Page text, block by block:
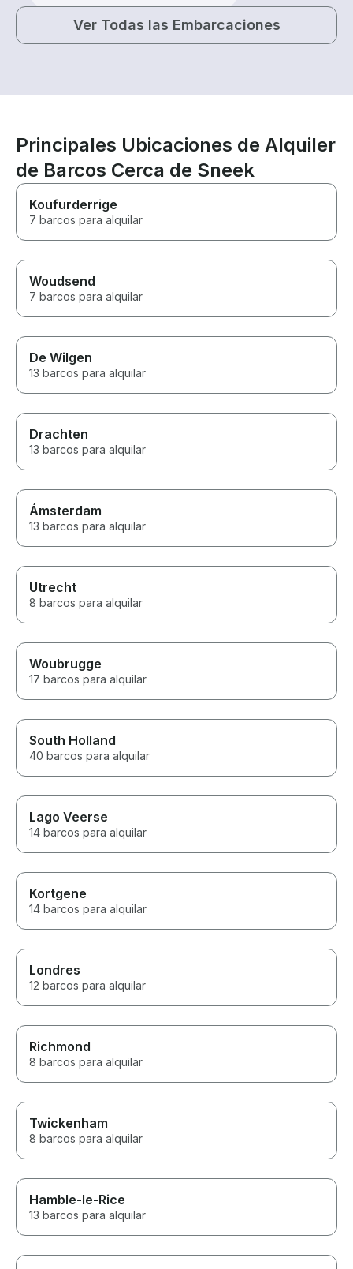
Ver Todas las Embarcaciones
Principales Ubicaciones de Alquiler
de Barcos Cerca de Sneek
Koufurderrige
7 barcos para alquilar
Woudsend
7 barcos para alquilar
De Wilgen
13 barcos para alquilar
Drachten
13 barcos para alquilar
Ámsterdam
13 barcos para alquilar
Utrecht
8 barcos para alquilar
Woubrugge
17 barcos para alquilar
South Holland
40 barcos para alquilar
Lago Veerse
14 barcos para alquilar
Kortgene
14 barcos para alquilar
Londres
12 barcos para alquilar
Richmond
8 barcos para alquilar
Twickenham
8 barcos para alquilar
Hamble-le-Rice
13 barcos para alquilar